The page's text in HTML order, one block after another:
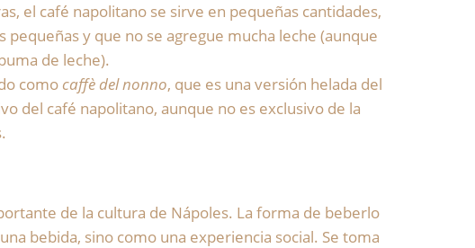
el café napolitano se sirve en pequeñas cantidades,
y que no se agregue mucha leche (aunque
de leche).
como caffè del nonno, que es una versión helada del
del café napolitano, aunque no es exclusivo de la
de la cultura de Nápoles. La forma de beberlo
bebida, sino como una experiencia social. Se toma